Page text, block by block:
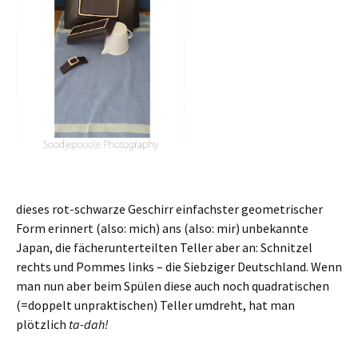
dieses rot-schwarze Geschirr einfachster geometrischer
Form erinnert (also: mich) ans (also: mir) unbekannte
Japan, die fächerunterteilten Teller aber an: Schnitzel
rechts und Pommes links – die Siebziger Deutschland. Wenn
man nun aber beim Spülen diese auch noch quadratischen
(=doppelt unpraktischen) Teller umdreht, hat man
plötzlich ta-dah!